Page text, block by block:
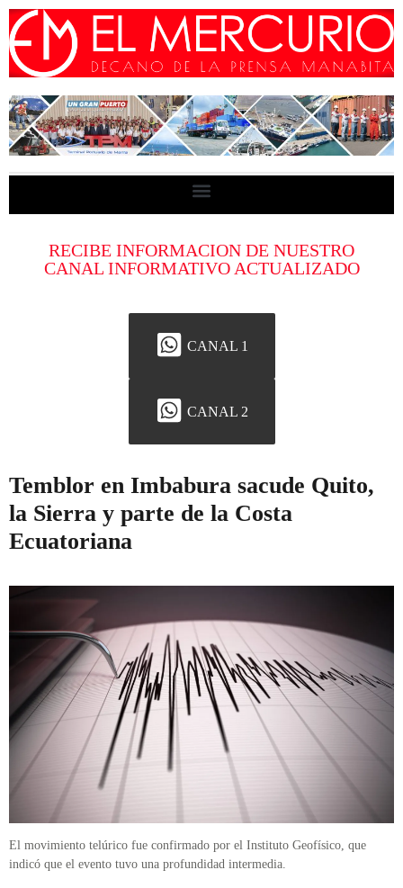
RECIBE INFORMACION DE NUESTRO
CANAL INFORMATIVO ACTUALIZADO
CANAL 1
CANAL 2
Temblor en Imbabura sacude Quito,
la Sierra y parte de la Costa
Ecuatoriana
El movimiento telúrico fue confirmado por el Instituto Geofísico, que
indicó que el evento tuvo una profundidad intermedia.